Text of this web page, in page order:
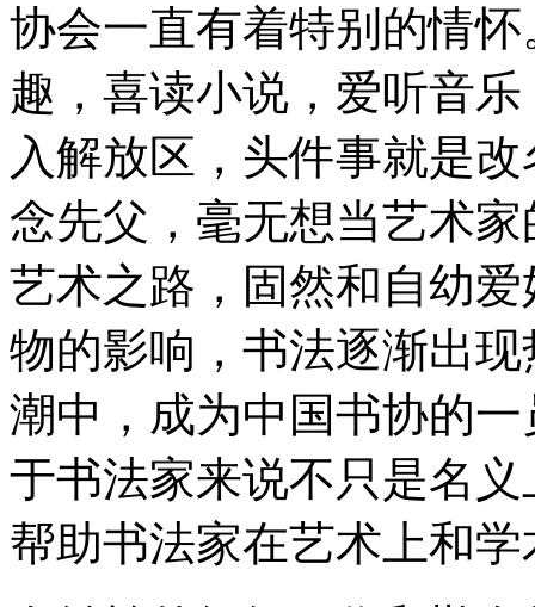
协会一直有着特别的情
趣，喜读小说，爱听音
入解放区，头件事就是
念先父，毫无想当艺术
艺术之路，固然和自幼
物的影响，书法逐渐出
潮中，成为中国书协的
于书法家来说不只是名
帮助书法家在艺术上和